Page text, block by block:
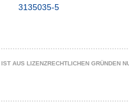
3135035-5
AUS LIZENZRECHTLICHEN GRÜNDEN